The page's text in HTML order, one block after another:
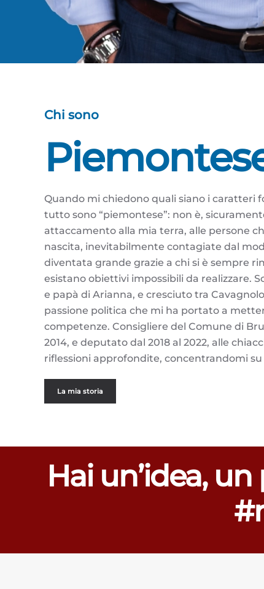
Chi sono
Quando mi chiedono quali siano i caratteri
tutto sono “piemontese”: non è,
attaccamento alla mia terra, alle persone
nascita, inevitabilmente contagiate dal
diventata grande grazie a chi si è sempre
esistano obiettivi impossibili da realizzare.
e papà di Arianna, e cresciuto tra
passione politica che mi ha portato a
competenze. Consigliere del Comune di
2014, e deputato dal 2018 al 2022, alle
riflessioni approfondite, concentrandomi
La mia storia
Hai un’idea,